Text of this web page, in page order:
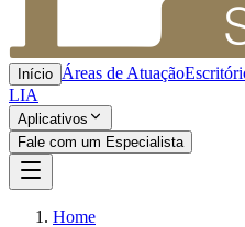
Início Áreas de Atuação
LIA
Aplicativos
Fale com um Especialista
Home